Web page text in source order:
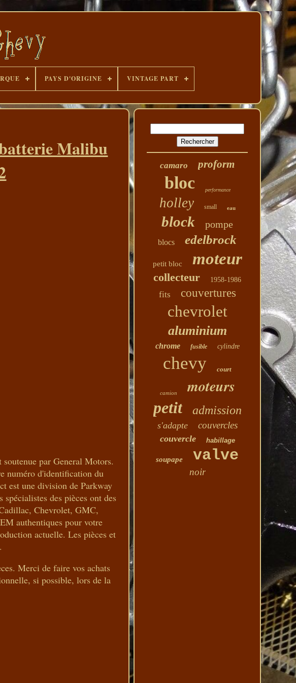
PAYS D'ORIGINE VINTAGE PART
Malibu
par General Motors.
numéro d'identification du
est une division de Parkway
des pièces ont des
Chevrolet, GMC,
authentiques pour votre
actuelle. Les pièces et
Merci de faire vos achats
si possible, lors de la
camaro proform
bloc performance
holley small eau
block pompe
blocs edelbrock
petit bloc moteur
collecteur 1958-1986
fits couvertures
chevrolet
aluminium
chrome fusible cylindre
chevy court
camion moteurs
petit admission
s'adapte couvercles
couvercle habillage
soupape valve
noir